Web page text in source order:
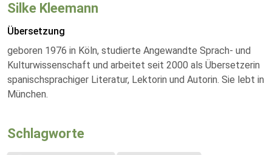
Silke Kleemann
Übersetzung
geboren 1976 in Köln, studierte Angewandte Sprach- und
Kulturwissenschaft und arbeitet seit 2000 als Übersetzerin
spanischsprachiger Literatur, Lektorin und Autorin. Sie lebt in
München.
Schlagworte